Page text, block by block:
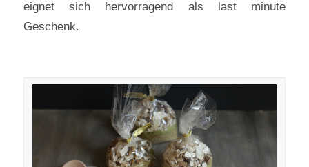
eignet sich hervorragend als last minute
Geschenk.